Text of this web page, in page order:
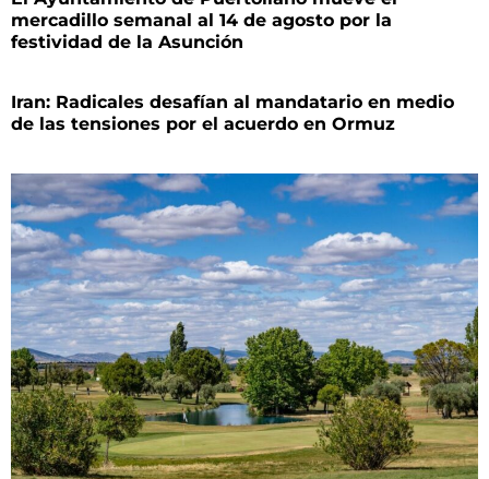
mercadillo semanal al 14 de agosto por la
festividad de la Asunción
Iran: Radicales desafían al mandatario en medio
de las tensiones por el acuerdo en Ormuz